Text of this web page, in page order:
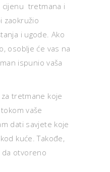
cijenu tretmana i
zaokružio
i ugode. Ako
osoblje će vas na
ispunio vaša
tretmane koje
vaše
dati savjete koje
kuće. Takođe,
otvoreno